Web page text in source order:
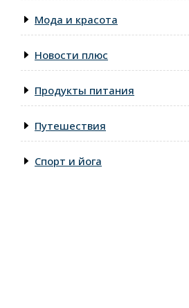
Мода и красота
Новости плюс
Продукты питания
Путешествия
Спорт и йога